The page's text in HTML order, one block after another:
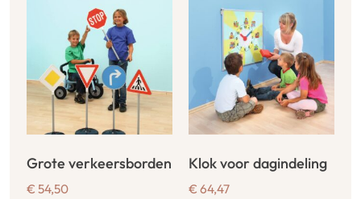
Grote verkeersborden
€ 54,50
Klok voor dagindeling
€ 64,47